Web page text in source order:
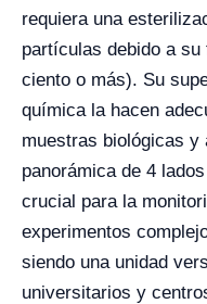
requiera una
partículas debido a
ciento o más). Su
química la hacen
muestras biológicas
panorámica de 4
crucial para la
experimentos
siendo una unidad
universitarios y